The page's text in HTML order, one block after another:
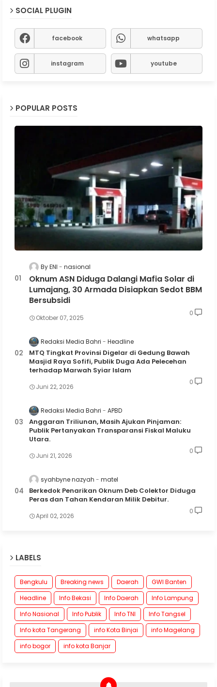
SOCIAL PLUGIN
facebook whatsapp
instagram youtube
POPULAR POSTS
By ENI nasional
Oknum ASN Diduga Dalangi Mafia Solar di
Lumajang, 30 Armada Disiapkan Sedot BBM
Bersubsidi
Oktober 07, 2025
0
Redaksi Media Bahri Headline
MTQ Tingkat Provinsi Digelar di Gedung Bawah
Masjid Raya Sofifi, Publik Duga Ada Pelecehan
terhadap Marwah Syiar Islam
Juni 22, 2026
0
Redaksi Media Bahri APBD
Anggaran Triliunan, Masih Ajukan Pinjaman:
Publik Pertanyakan Transparansi Fiskal Maluku
Utara.
Juni 21, 2026
0
syahbyne nazyah matel
Berkedok Penarikan Oknum Deb Colektor Diduga
Peras dan Tahan Kendaran Milik Debitur.
April 02, 2026
0
LABELS
Bengkulu Breaking news Daerah
GWI Banten
Headline
Info Bekasi Info Daerah
Info Lampung
Info Nasional
Info Publik Info TNI
Info Tangsel
Info kota Tangerang
info Kota Binjai
info Magelang
info bogor
info kota Banjar